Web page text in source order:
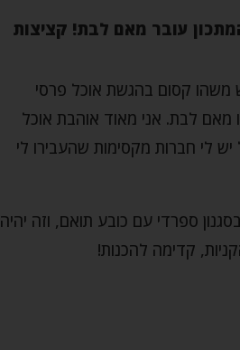
עובר מאם לבת! קציצות
משהו קסום בהגשת אוכל פרסי
מאם לבת. אני מאוד אוהבת אוכל
לי חברות מקסימות שהעבירו לי
ספרדי עם כובע תואם, וזה יהיה
קדימה להכנות!